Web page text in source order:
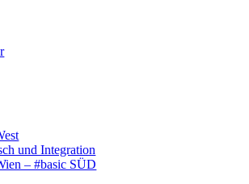
und Integration
– #basic SÜD